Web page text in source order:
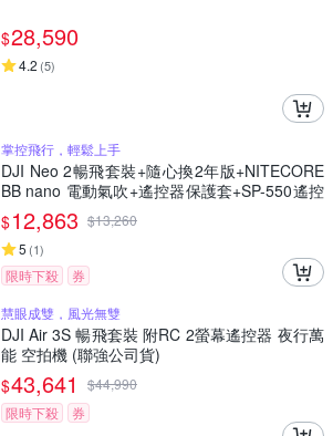
$28,590
4.2 (5)
掌控飛行，輕鬆上手
DJI Neo 2暢飛套裝+隨心換2年版+NITECORE
BB nano 電動氣吹+遙控器保護套+SP-550遙控
器背帶+SunLight PK-075 75cm停機坪 (聯強公
司貨)
$12,863 $13,260
5 (1)
限時下殺 券
慧眼成雙，風光無雙
DJI Air 3S 暢飛套裝 附RC 2螢幕遙控器 夜行萬
能 空拍機 (聯強公司貨)
$43,641 $44,990
限時下殺
券